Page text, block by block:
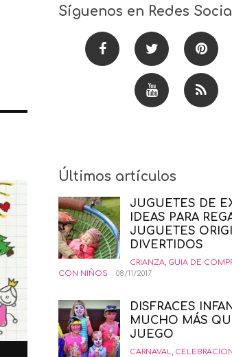
Síguenos en Redes
Últimos artículos
JUGUETES DE
IDEAS PARA
JUGUETES
DIVERTIDOS
CRIANZA GUIA DE
CON NIÑOS
08/11/2017
DISFRACES
MUCHO MÁS
JUEGO
CARNAVAL